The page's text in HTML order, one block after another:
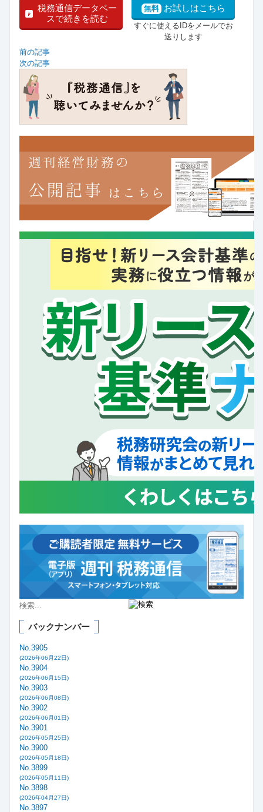
税務通信データベー
スで続きを読む
無料 お試しはこちら
すぐに使えるIDをメールでお
送りします
前の記事
次の記事
バックナンバー
No.3905
(2026年06月22日)
No.3904
(2026年06月15日)
No.3903
(2026年06月08日)
No.3902
(2026年06月01日)
No.3901
(2026年05月25日)
No.3900
(2026年05月18日)
No.3899
(2026年05月11日)
No.3898
(2026年04月27日)
No.3897